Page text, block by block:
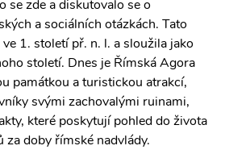
se zde a diskutovalo se o
a sociálních otázkách. Tato
1. století př. n. l. a sloužila jako
století. Dnes je Římská Agora
památkou a turistickou atrakcí,
svými zachovalými ruinami,
které poskytují pohled do života
doby římské nadvlády.